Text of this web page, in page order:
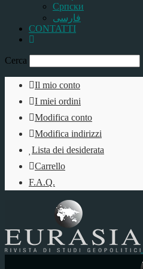
Српски
فارسی
CONTATTI
Cerca
Il mio conto
I miei ordini
Modifica conto
Modifica indirizzi
Lista dei desiderata
Carrello
F.A.Q.